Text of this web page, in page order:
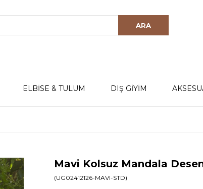
ELBİSE & TULUM DIŞ GİYİM
Mavi Kolsuz Mandala
(UG02412126-MAVI-STD)